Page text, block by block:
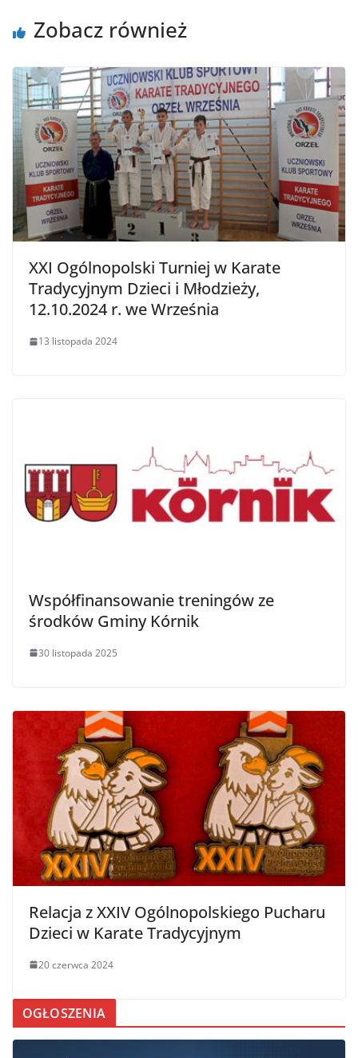
Zobacz również
XXI Ogólnopolski Turniej w Karate
Tradycyjnym Dzieci i Młodzieży,
12.10.2024 r. we Września
13 listopada 2024
Współfinansowanie treningów ze
środków Gminy Kórnik
30 listopada 2025
Relacja z XXIV Ogólnopolskiego Pucharu
Dzieci w Karate Tradycyjnym
20 czerwca 2024
OGŁOSZENIA